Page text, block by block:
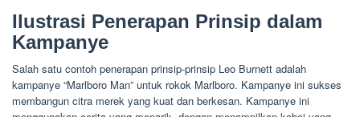
Ilustrasi Penerapan Prinsip dalam
Kampanye
Salah satu contoh penerapan prinsip-prinsip Leo Burnett adalah
kampanye “Marlboro Man” untuk rokok Marlboro. Kampanye ini sukses
membangun citra merek yang kuat dan berkesan. Kampanye ini